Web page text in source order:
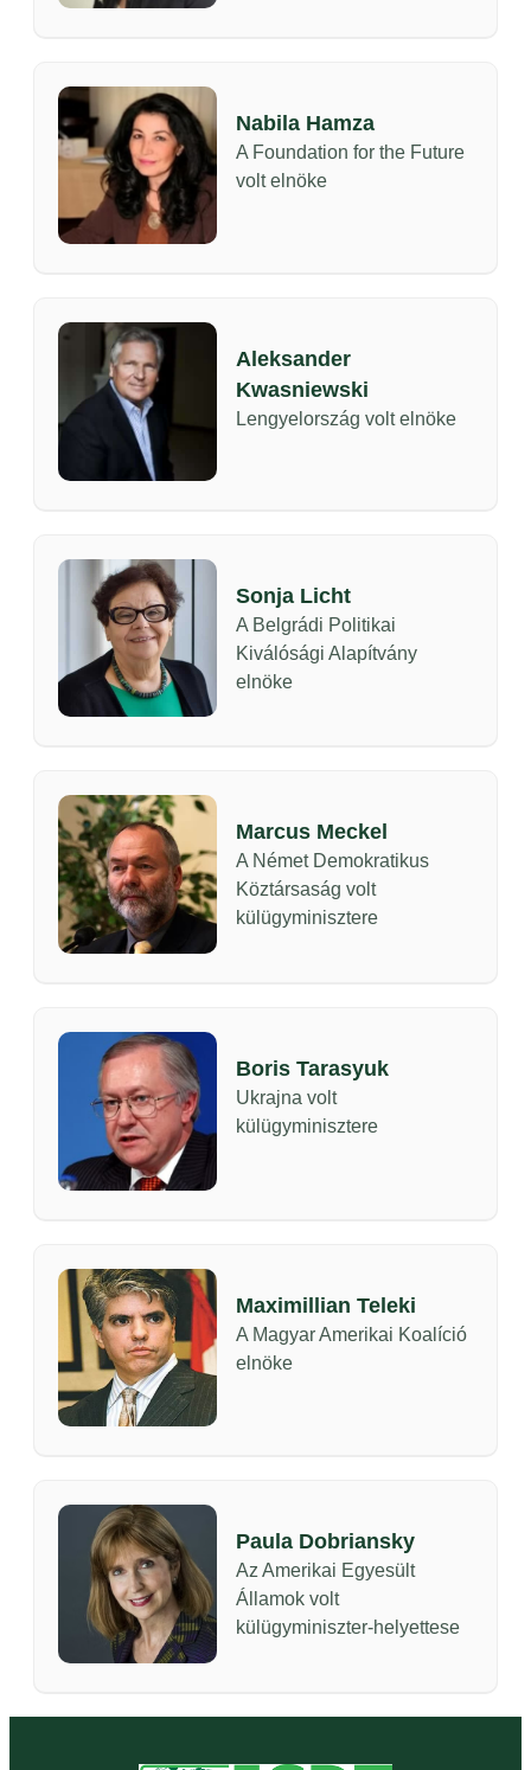
Nabila Hamza
A Foundation for the Future
volt elnöke
Aleksander
Kwasniewski
Lengyelország volt elnöke
Sonja Licht
A Belgrádi Politikai
Kiválósági Alapítvány
elnöke
Marcus Meckel
A Német Demokratikus
Köztársaság volt
külügyminisztere
Boris Tarasyuk
Ukrajna volt
külügyminisztere
Maximillian Teleki
A Magyar Amerikai Koalíció
elnöke
Paula Dobriansky
Az Amerikai Egyesült
Államok volt
külügyminiszter-helyettese